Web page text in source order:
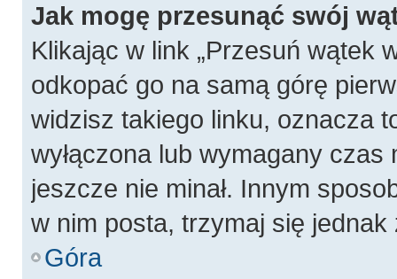
Jak mogę przesunąć swój
Klikając w link „Przesuń wątek
odkopać go na samą górę
widzisz takiego linku, oznacza
wyłączona lub wymagany
jeszcze nie minał. Innym
w nim posta, trzymaj się
Góra